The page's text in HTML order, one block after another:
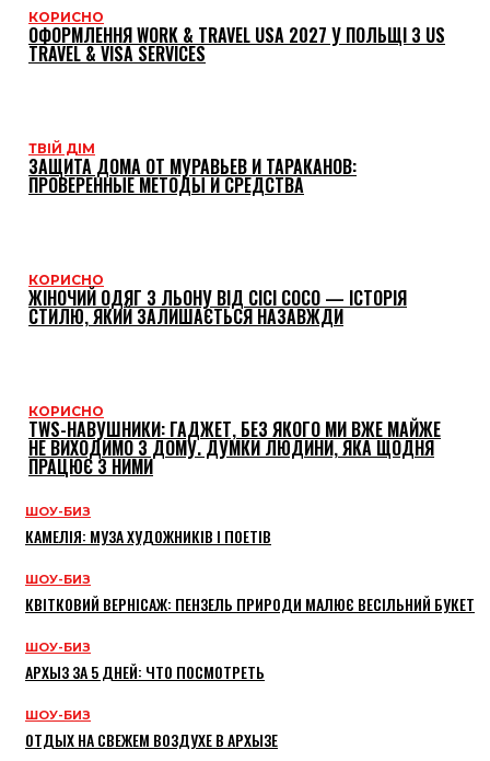
КОРИСНО
ОФОРМЛЕННЯ WORK & TRAVEL USA 2027 У ПОЛЬЩІ З US
TRAVEL & VISA SERVICES
ТВІЙ ДІМ
ЗАЩИТА ДОМА ОТ МУРАВЬЕВ И ТАРАКАНОВ:
ПРОВЕРЕННЫЕ МЕТОДЫ И СРЕДСТВА
КОРИСНО
ЖІНОЧИЙ ОДЯГ З ЛЬОНУ ВІД CICI COCO — ІСТОРІЯ
СТИЛЮ, ЯКИЙ ЗАЛИШАЄТЬСЯ НАЗАВЖДИ
КОРИСНО
TWS-НАВУШНИКИ: ГАДЖЕТ, БЕЗ ЯКОГО МИ ВЖЕ МАЙЖЕ
НЕ ВИХОДИМО З ДОМУ. ДУМКИ ЛЮДИНИ, ЯКА ЩОДНЯ
ПРАЦЮЄ З НИМИ
ШОУ-БИЗ
КАМЕЛІЯ: МУЗА ХУДОЖНИКІВ І ПОЕТІВ
ШОУ-БИЗ
КВІТКОВИЙ ВЕРНІСАЖ: ПЕНЗЕЛЬ ПРИРОДИ МАЛЮЄ ВЕСІЛЬНИЙ БУКЕТ
ШОУ-БИЗ
АРХЫЗ ЗА 5 ДНЕЙ: ЧТО ПОСМОТРЕТЬ
ШОУ-БИЗ
ОТДЫХ НА СВЕЖЕМ ВОЗДУХЕ В АРХЫЗЕ